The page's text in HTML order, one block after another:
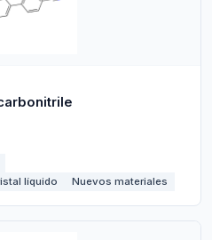
líquido
Nuevos materiales